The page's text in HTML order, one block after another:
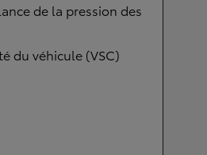
de la pression des
du véhicule (VSC)